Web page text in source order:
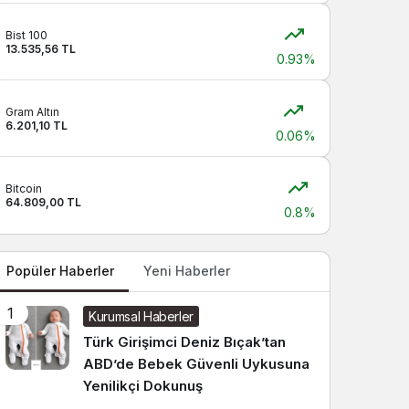
Bist 100
13.535,56 TL
0.93%
Gram Altın
6.201,10 TL
0.06%
Bitcoin
64.809,00 TL
0.8%
Popüler Haberler Yeni Haberler
1 Kurumsal Haberler
Türk Girişimci Deniz Bıçak’tan
ABD’de Bebek Güvenli Uykusuna
Yenilikçi Dokunuş